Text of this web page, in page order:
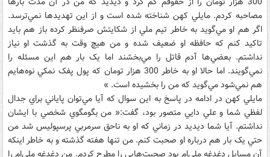
مصاحبه کردم. مايلي کهن شناخته شده است و از اين تهديدها نمي‌ترسد.
اگر هم او مي‌گويد به خاطر تيم ملي از شکايتش صرفنظر کرده باز هم بايد
تاکيد کنم که حافظه او ضعيف شده و من هيچ وقت به گذشت او نياز
نداشتم. بعضي‌ها آدم قاتل را مي‌بخشند اما يک بار هم اين مسئله را
نمي‌گويند. اما حالا او به خاطر 300 هزار تومان که پول پفک نمکي نوه‌هايم
هم نمي‌شود مي‌گويد که من را بخشيده است. »
مايلي کهن در ادامه در پاسخ به اين سوال که آيا مي‌توان پاياني براي جدال
لفظي شما و علي دايي متصور بود، گفت:« من بگومگوي شخصي با ايشان
نداشتم. آيا شما ديديد در زماني که او به ناحق سرمربي پرسپوليس شد من
حتي يک بار هم درباره او صحبت کنم. من تنها هفته گذشته و به خاطر اينکه
آن مسايل دغدغه ملي‌ام بود صحبت‌هايي را مطرح کردم. من دغدغه ملي‌ام را